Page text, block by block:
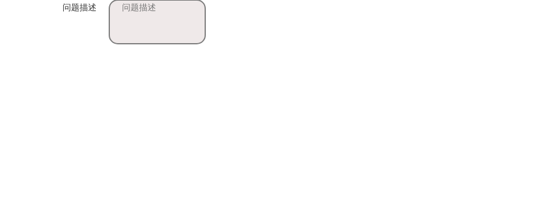
问题描述